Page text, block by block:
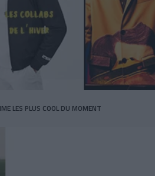
LES PLUS COOL DU MOMENT